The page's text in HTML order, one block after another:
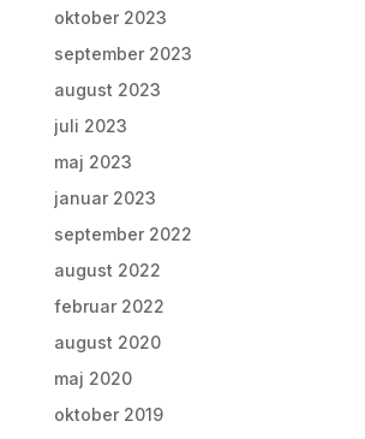
oktober 2023
september 2023
august 2023
juli 2023
maj 2023
januar 2023
september 2022
august 2022
februar 2022
august 2020
maj 2020
oktober 2019